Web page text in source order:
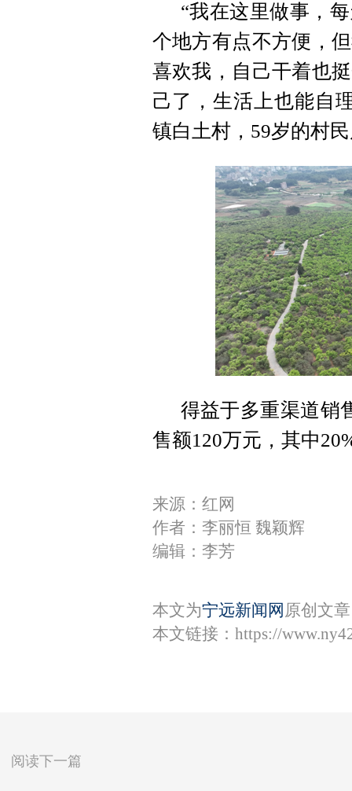
“我在这里做事，
个地方有点不方便，
喜欢我，自己干着也
己了，生活上也能自
镇白土村，59岁的村
得益于多重渠道销
售额120万元，其中
来源：红网
作者：李丽恒 魏颖辉
编辑：李芳
本文为宁远新闻网 原创文
本文链接： https://
阅读下一篇